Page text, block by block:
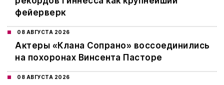
фейерверк
08 АВГУСТА 2026
Актеры «Клана Сопрано» воссоединились
на похоронах Винсента Пасторе
08 АВГУСТА 2026